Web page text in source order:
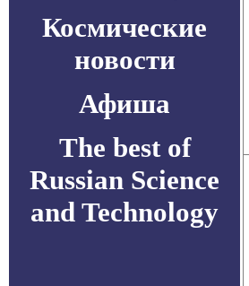
Космические
новости
Афиша
The best of
Russian Science
and Technology